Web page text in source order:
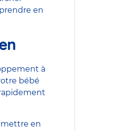
en
à
bébé
mettre en